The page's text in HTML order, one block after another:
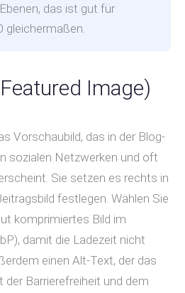
das ist gut für
gleichermaßen.
Image)
Vorschaubild, das in der Blog-
sozialen Netzwerken und oft
Sie setzen es rechts in
festlegen. Wählen Sie
komprimiertes Bild im
damit die Ladezeit nicht
einen Alt-Text, der das
der Barrierefreiheit und dem